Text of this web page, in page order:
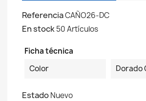
ReferenciaCAÑO26-DC
En stock50 Artículos
Ficha técnica
Color
Dorado
EstadoNuevo